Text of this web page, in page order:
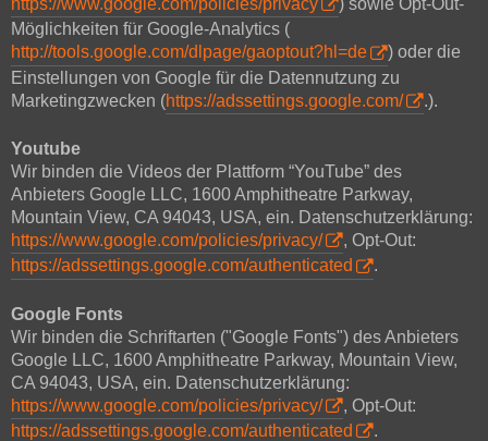
Möglichkeiten für Google-Analytics (
http://tools.google.com/dlpage/gaoptout?hl=de
) oder die
Einstellungen von Google für die Datennutzung zu
Marketingzwecken (https://adssettings.google.com/ .).
Youtube
Wir binden die Videos der Plattform “YouTube” des
Anbieters Google LLC, 1600 Amphitheatre Parkway,
Mountain View, CA 94043, USA, ein. Datenschutzerklärung:
https://www.google.com/policies/privacy/
, Opt-Out:
https://adssettings.google.com/authenticated
.
Google Fonts
Wir binden die Schriftarten ("Google Fonts") des Anbieters
Google LLC, 1600 Amphitheatre Parkway, Mountain View,
CA 94043, USA, ein. Datenschutzerklärung:
https://www.google.com/policies/privacy/
, Opt-Out:
https://adssettings.google.com/authenticated
.